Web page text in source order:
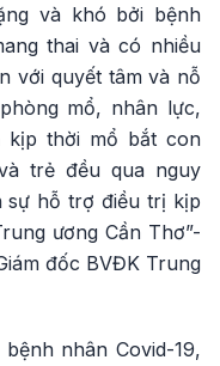
và khó bởi bệnh
thai và có nhiều
với quyết tâm và nỗ
mổ, nhân lực,
kịp thời mổ bắt con
trẻ đều qua nguy
sự hỗ trợ điều trị kịp
ương Cần Thơ”-
đốc BVĐK Trung
nhân Covid-19,